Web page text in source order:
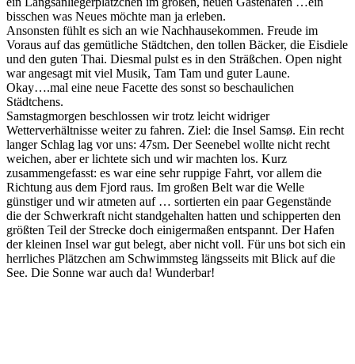
bisschen was Neues möchte man ja erleben.
Ansonsten fühlt es sich an wie Nachhausekommen. Freude im
Voraus auf das gemütliche Städtchen, den tollen Bäcker, die Eisdiele
und den guten Thai. Diesmal pulst es in den Sträßchen. Open night
war angesagt mit viel Musik, Tam Tam und guter Laune.
Okay….mal eine neue Facette des sonst so beschaulichen
Städtchens.
Samstagmorgen beschlossen wir trotz leicht widriger
Wetterverhältnisse weiter zu fahren. Ziel: die Insel Samsø. Ein recht
langer Schlag lag vor uns: 47sm. Der Seenebel wollte nicht recht
weichen, aber er lichtete sich und wir machten los. Kurz
zusammengefasst: es war eine sehr ruppige Fahrt, vor allem die
Richtung aus dem Fjord raus. Im großen Belt war die Welle
günstiger und wir atmeten auf … sortierten ein paar Gegenstände
die der Schwerkraft nicht standgehalten hatten und schipperten den
größten Teil der Strecke doch einigermaßen entspannt. Der Hafen
der kleinen Insel war gut belegt, aber nicht voll. Für uns bot sich ein
herrliches Plätzchen am Schwimmsteg längsseits mit Blick auf die
See. Die Sonne war auch da! Wunderbar!